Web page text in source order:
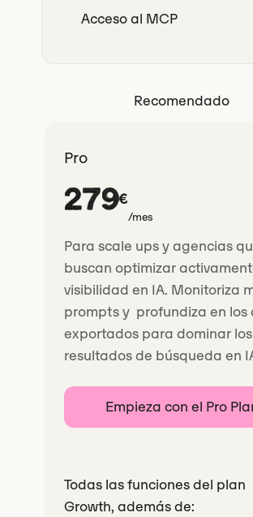
Acceso al MCP
Recomendado
Pro
279€
/mes
Para scale ups y agencias
buscan optimizar
visibilidad en IA. Monitoriza
prompts y profundiza en los
exportados para dominar los
resultados de búsqueda en
Empieza con el Pro
Todas las funciones del plan
Growth, además de: